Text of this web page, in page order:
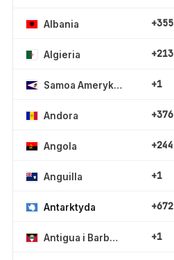
Albania +355
Algieria +213
Samoa Amerykańskie +1
Andora +376
Angola +244
Anguilla +1
Antarktyda +672
Antigua i Barbuda +1